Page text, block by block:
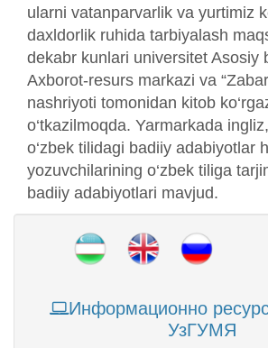
ularni vatanparvarlik va yurtimiz
daxldorlik ruhida tarbiyalash
dekabr kunlari universitet Asosiy
Axborot-resurs markazi va
nashriyoti tomonidan kitob
o‘tkazilmoqda. Yarmarkada
o‘zbek tilidagi badiiy adabiyotlar
yozuvchilarining o‘zbek tiliga
badiiy adabiyotlari mavjud.
Информационно
УзГУМЯ